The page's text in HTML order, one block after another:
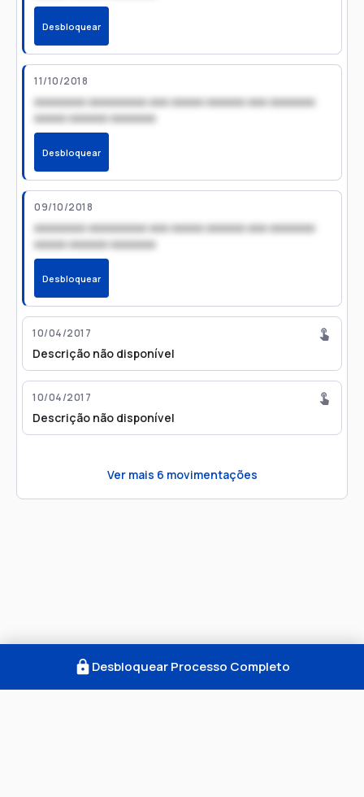
Desbloquear
11/10/2018
xxxxxxxx xxxxxxxxx xxx xxxxx xxxxxx xxx xxxxxxx
xxxxx xxxxxx xxxxxxx
Desbloquear
09/10/2018
xxxxxxxx xxxxxxxxx xxx xxxxx xxxxxx xxx xxxxxxx
xxxxx xxxxxx xxxxxxx
Desbloquear
10/04/2017
Descrição não disponível
10/04/2017
Descrição não disponível
Ver mais 6 movimentações
Desbloquear Processo Completo